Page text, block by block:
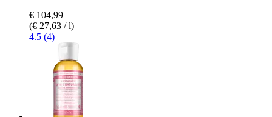
€ 104,99
(€ 27,63 / l)
4.5 (4)